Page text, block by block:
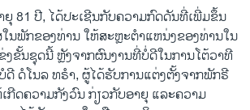
81 ປີ, ໄດ້ປະເຊີນກັບຄວາມກົດດັນທີ່ເພີ່ມຂຶ້ນ
ນພັກຂອງທ່ານ ໃຫ້ສະຫຼະຕໍາແຫນ່ງຂອງທ່ານໃນ
ຂັ້ນຊຸດນີ້ ຫຼັງຈາກຜົນງານທີ່ບໍ່ດີໃນການໂຕ້ວາທີ
ດໍໂນລ ທຣຳ, ຜູ້ໄດ້ຮັບການແຕ່ງຕັ້ງຈາກພັກຣີ
ກີດຄວາມກັງວົນ ກ່ຽວກັບອາຍຸ ແລະຄວາມ